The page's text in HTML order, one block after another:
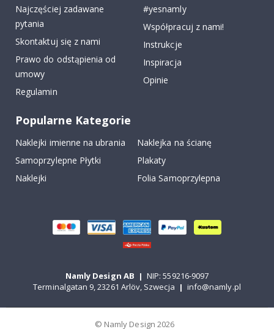
Najczęściej zadawane
pytania
Skontaktuj się z nami
Prawo do odstąpienia od
umowy
Regulamin
#yesnamly
Współpracuj z nami!
Instrukcje
Inspiracja
Opinie
Popularne Kategorie
Naklejki imienne na ubrania
Naklejka na ścianę
Samoprzylepne Płytki
Plakaty
Naklejki
Folia Samoprzylepna
Namly Design AB | NIP: 559216-9097
Terminalgatan 9, 23261 Arlöv, Szwecja | info@namly.pl
© Namly Design 2026